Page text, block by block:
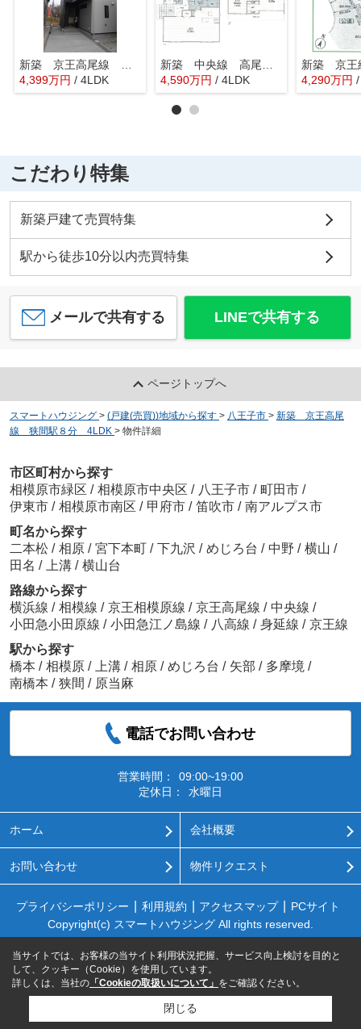
新築 京王高尾線 山田駅 JR中央線 八王子駅 緑町
4,399万円 / 4LDK
新築 中央線 高尾駅 京王線 狭間駅 東浅川町
4,590万円 / 4LDK 4,290万円
こだわり特集
新築戸建て売買特集
駅から徒歩10分以内売買特集
メールで共有する LINEで共有する
ページトップへ
スマートハウジング > (戸建(売買))地域から探す > 八王子市 > 新築 京王高尾
線 狭間駅８分 4LDK > 物件詳細
市区町村から探す
相模原市緑区 / 相模原市中央区 / 八王子市 / 町田市 /
伊東市 / 相模原市南区 / 甲府市 / 笛吹市 / 南アルプス市
町名から探す
二本松 / 相原 / 宮下本町 / 下九沢 / めじろ台 / 中野 / 横山 /
田名 / 上溝 / 横山台
路線から探す
横浜線 / 相模線 / 京王相模原線 / 京王高尾線 / 中央線 /
小田急小田原線 / 小田急江ノ島線 / 八高線 / 身延線 / 京王線
駅から探す
橋本 / 相模原 / 上溝 / 相原 / めじろ台 / 矢部 / 多摩境 /
南橋本 / 狭間 / 原当麻
電話でお問い合わせ
営業時間：
09:00~19:00
定休日：
水曜日
ホーム 会社概要
お問い合わせ 物件リクエスト
プライバシーポリシー 利用規約 アクセスマップ
PCサイト
Copyright(c) スマートハウジング All rights reserved.
当サイトでは、お客様の当サイト利用状況把握、サービス向上検討を目的と
して、クッキー（Cookie）を使用しています。
詳しくは、当社の 「Cookieの取扱いについて」 をご確認ください。
閉じる